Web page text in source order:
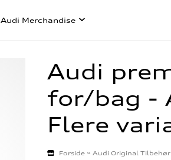
Audi Merchandise
Audi
for/bag -
Flere
Forside» Audi Original Tilbehør